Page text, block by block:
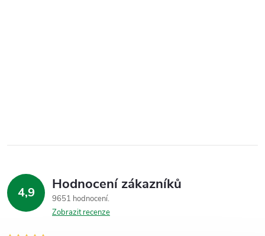
4,9 Hodnocení zákazníků
9651 hodnocení
Zobrazit recenze